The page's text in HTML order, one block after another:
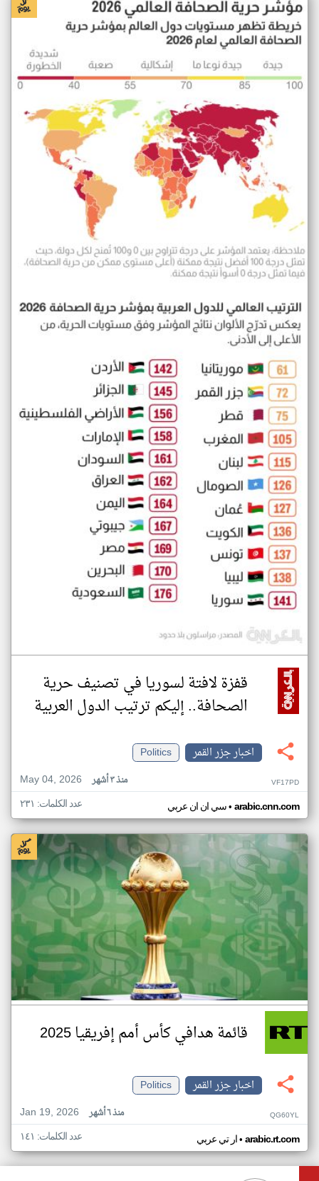
قفزة لافتة لسوريا في تصنيف حرية
الصحافة.. إليكم ترتيب الدول العربية
اخبار جزر القمر
Politics
May 04, 2026
منذ ٣ أشهر VF17PD
سي ان ان عربي• arabic.cnn.com عدد الكلمات: ٢٣١
قائمة هدافي كأس أمم إفريقيا 2025
اخبار جزر القمر
Politics
Jan 19, 2026
منذ ٦ أشهر QG60YL
ار تي عربي• arabic.rt.com عدد الكلمات: ١٤١